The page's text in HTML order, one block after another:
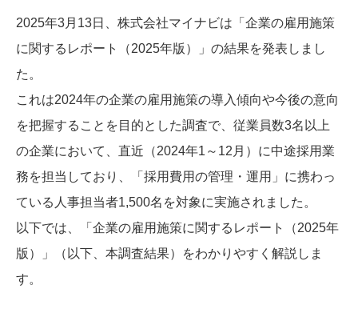
2025年3月13日、株式会社マイナビは「企業の雇用施策
に関するレポート（2025年版）」の結果を発表しまし
た。
これは2024年の企業の雇用施策の導入傾向や今後の意向
を把握することを目的とした調査で、従業員数3名以上
の企業において、直近（2024年1～12月）に中途採用業
務を担当しており、「採用費用の管理・運用」に携わっ
ている人事担当者1,500名を対象に実施されました。
以下では、「企業の雇用施策に関するレポート（2025年
版）」（以下、本調査結果）をわかりやすく解説しま
す。